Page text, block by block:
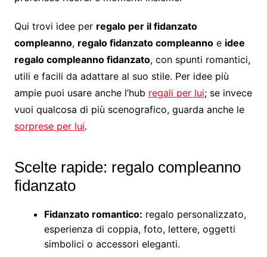
Qui trovi idee per regalo per il fidanzato
compleanno, regalo fidanzato compleannoe idee
regalo compleanno fidanzato, con spunti romantici,
utili e facili da adattare al suo stile. Per idee più
ampie puoi usare anche l’hub regali per lui; se invece
vuoi qualcosa di più scenografico, guarda anche le
sorprese per lui.
Scelte rapide: regalo compleanno
fidanzato
Fidanzato romantico: regalo personalizzato,
esperienza di coppia, foto, lettere, oggetti
simbolici o accessori eleganti.